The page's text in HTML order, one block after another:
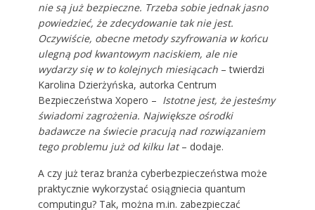
nie są już bezpieczne. Trzeba sobie jednak jasno
powiedzieć, że zdecydowanie tak nie jest.
Oczywiście, obecne metody szyfrowania w końcu
ulegną pod kwantowym naciskiem, ale nie
wydarzy się w to kolejnych miesiącach – twierdzi
Karolina Dzierżyńska, autorka Centrum
Bezpieczeństwa Xopero – Istotne jest, że jesteśmy
świadomi zagrożenia. Największe ośrodki
badawcze na świecie pracują nad rozwiązaniem
tego problemu już od kilku lat– dodaje.
A czy już teraz branża cyberbezpieczeństwa może
praktycznie wykorzystać osiągniecia quantum
computingu? Tak, można m.in. zabezpieczać